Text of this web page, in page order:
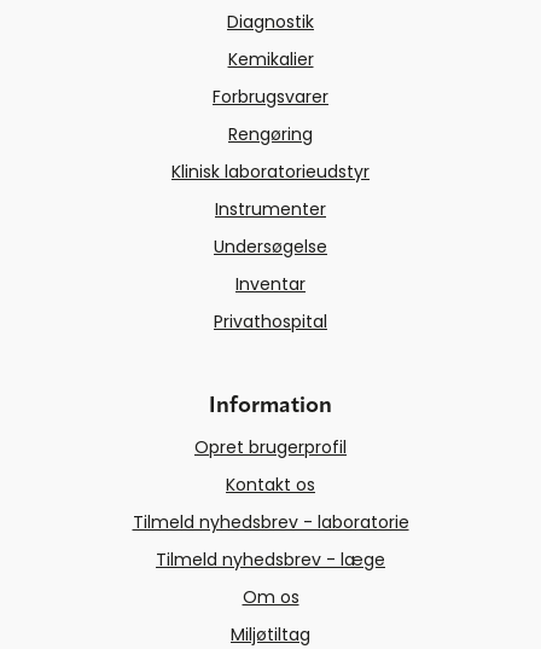
Diagnostik
Kemikalier
Forbrugsvarer
Rengøring
Klinisk laboratorieudstyr
Instrumenter
Undersøgelse
Inventar
Privathospital
Information
Opret brugerprofil
Kontakt os
Tilmeld nyhedsbrev - laboratorie
Tilmeld nyhedsbrev - læge
Om os
Miljøtiltag